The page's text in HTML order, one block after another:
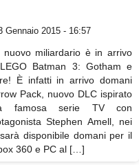
Gennaio 2015 - 16:57
nuovo miliardario è in arrivo
Batman 3: Gotham e
È infatti in arrivo domani
Pack, nuovo DLC ispirato
famosa serie TV con
Stephen Amell, nei
disponibile domani per il
360 e PC al […]